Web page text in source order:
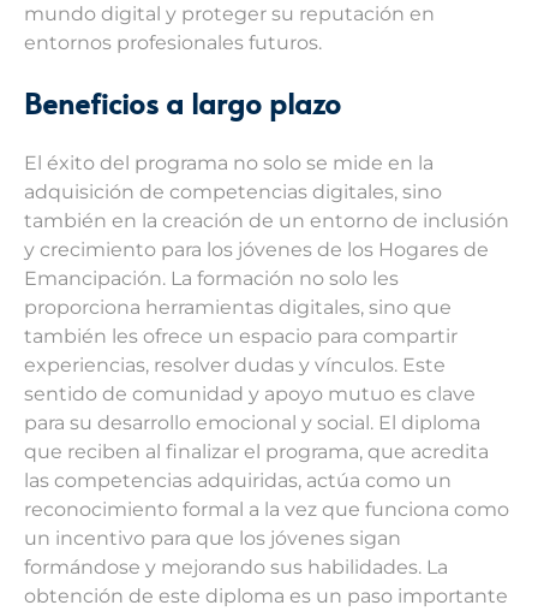
mundo digital y proteger su reputación en
entornos profesionales futuros.
Beneficios a largo plazo
El éxito del programa no solo se mide en la
adquisición de competencias digitales, sino
también en la creación de un entorno de inclusión
y crecimiento para los jóvenes de los Hogares de
Emancipación. La formación no solo les
proporciona herramientas digitales, sino que
también les ofrece un espacio para compartir
experiencias, resolver dudas y vínculos. Este
sentido de comunidad y apoyo mutuo es clave
para su desarrollo emocional y social. El diploma
que reciben al finalizar el programa, que acredita
las competencias adquiridas, actúa como un
reconocimiento formal a la vez que funciona como
un incentivo para que los jóvenes sigan
formándose y mejorando sus habilidades. La
obtención de este diploma es un paso importante